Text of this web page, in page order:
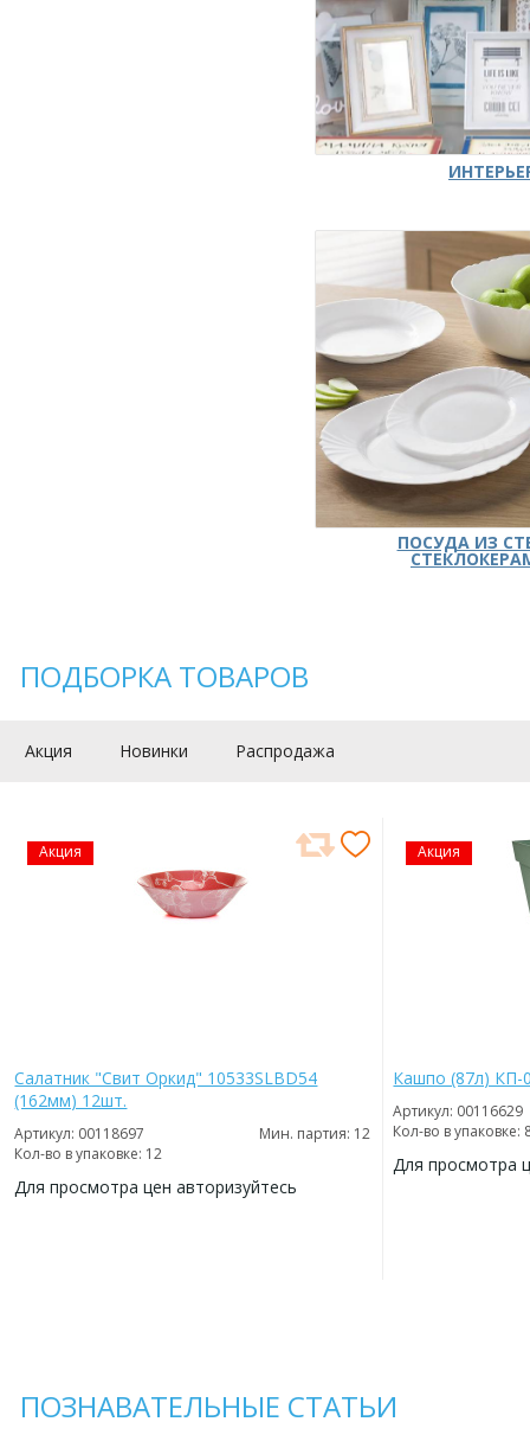
ПОСУДА ИЗ
ПОДБОРКА ТОВАРОВ
Акция Новинки Распродажа
Акция
Салатник "Свит Оркид" 10533SLBD54
(162мм) 12шт.
Артикул: 00118697
Мин. партия: 12
Кол-во в упаковке: 12
Для просмотра цен авторизуйтесь
Акция
Кашпо (87л) КП-
Артикул: 00116629
Кол-во в упаковке:
Для просмотра
ПОЗНАВАТЕЛЬНЫЕ СТАТЬИ